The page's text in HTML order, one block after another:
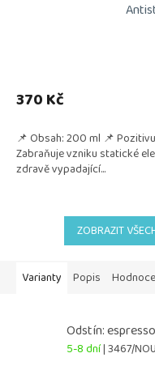
370 Kč
📌 Obsah: 200 ml 📌
Zabraňuje vzniku statické
zdravě vypadající...
ZOBRAZIT
Varianty Popis
Odstín:
5-8 dní| 3467/NOU